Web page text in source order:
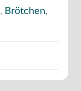
, Brötchen,